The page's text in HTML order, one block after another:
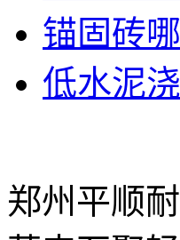
锚固砖
低水泥
郑州平顺